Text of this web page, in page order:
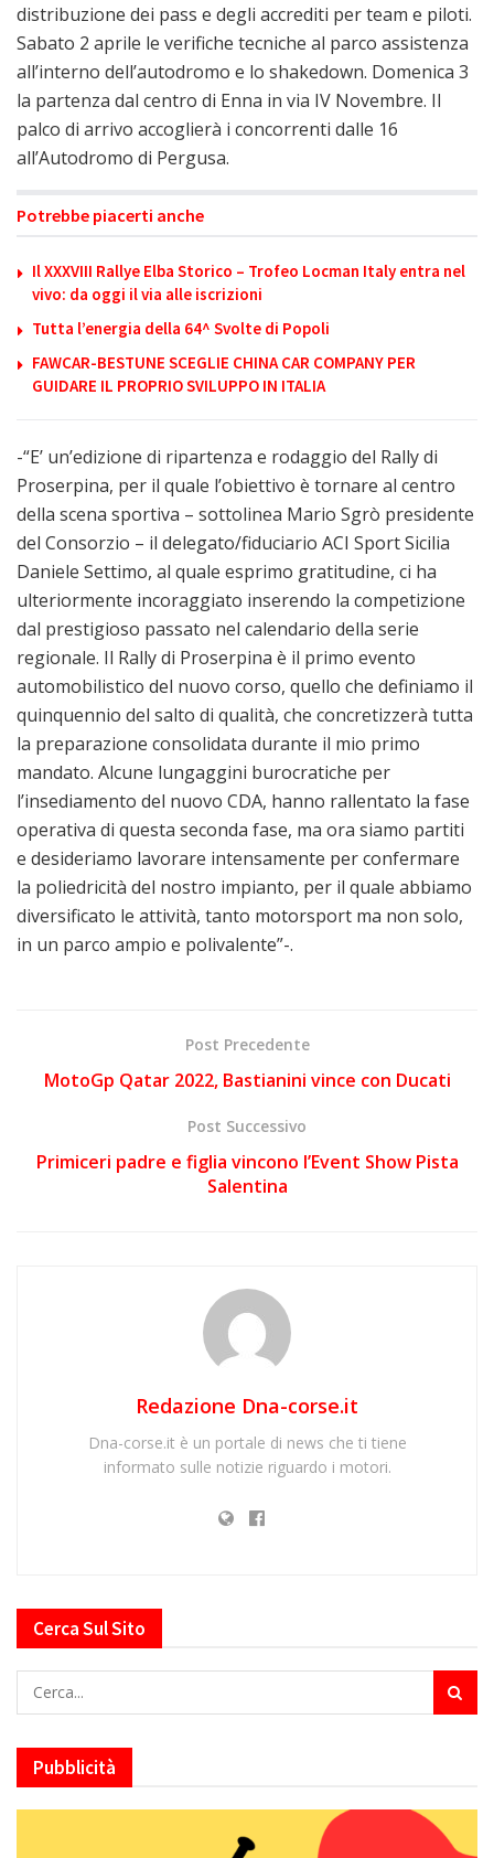
distribuzione dei pass e degli accrediti per team e piloti.
Sabato 2 aprile le verifiche tecniche al parco assistenza
all’interno dell’autodromo e lo shakedown. Domenica 3
la partenza dal centro di Enna in via IV Novembre. Il
palco di arrivo accoglierà i concorrenti dalle 16
all’Autodromo di Pergusa.
Potrebbe piacerti anche
Il XXXVIII Rallye Elba Storico – Trofeo Locman Italy entra nel
vivo: da oggi il via alle iscrizioni
Tutta l’energia della 64^ Svolte di Popoli
FAWCAR-BESTUNE SCEGLIE CHINA CAR COMPANY PER
GUIDARE IL PROPRIO SVILUPPO IN ITALIA
-“E’ un’edizione di ripartenza e rodaggio del Rally di
Proserpina, per il quale l’obiettivo è tornare al centro
della scena sportiva – sottolinea Mario Sgrò presidente
del Consorzio – il delegato/fiduciario ACI Sport Sicilia
Daniele Settimo, al quale esprimo gratitudine, ci ha
ulteriormente incoraggiato inserendo la competizione
dal prestigioso passato nel calendario della serie
regionale. Il Rally di Proserpina è il primo evento
automobilistico del nuovo corso, quello che definiamo il
quinquennio del salto di qualità, che concretizzerà tutta
la preparazione consolidata durante il mio primo
mandato. Alcune lungaggini burocratiche per
l’insediamento del nuovo CDA, hanno rallentato la fase
operativa di questa seconda fase, ma ora siamo partiti
e desideriamo lavorare intensamente per confermare
la poliedricità del nostro impianto, per il quale abbiamo
diversificato le attività, tanto motorsport ma non solo,
in un parco ampio e polivalente”-.
Post Precedente
MotoGp Qatar 2022, Bastianini vince con Ducati
Post Successivo
Primiceri padre e figlia vincono l’Event Show Pista
Salentina
Redazione Dna-corse.it
Dna-corse.it è un portale di news che ti tiene
informato sulle notizie riguardo i motori.
Cerca Sul Sito
Pubblicità